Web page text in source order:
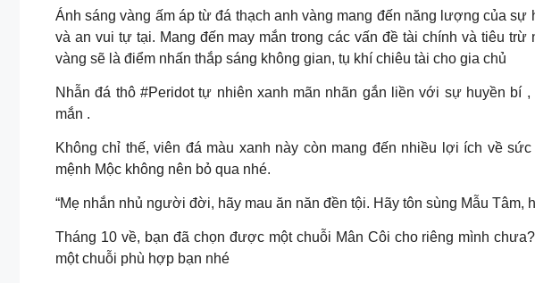
Ánh sáng vàng ấm áp từ đá thạch anh vàng mang đến năng lượng của
và an vui tự tại. Mang đến may mắn trong các vấn đề tài chính và tiêu
vàng sẽ là điểm nhấn thắp sáng không gian, tụ khí chiêu tài cho gia chủ
Nhẫn đá thô #Peridot tự nhiên xanh mãn nhãn gắn liền với sự huyền bí
mắn .
Không chỉ thế, viên đá màu xanh này còn mang đến nhiều lợi ích về
mệnh Mộc không nên bỏ qua nhé.
“Mẹ nhắn nhủ người đời, hãy mau ăn năn đền tội. Hãy tôn sùng Mẫu Tâm,
Tháng 10 về, bạn đã chọn được một chuỗi Mân Côi cho riêng mình
một chuỗi phù hợp bạn nhé